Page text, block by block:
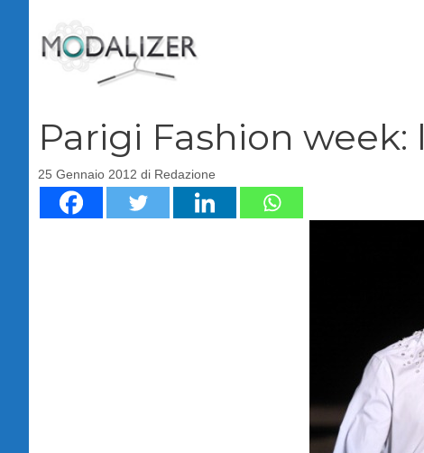
contenuto
Parigi Fashion
25 Gennaio 2012 di Redazione